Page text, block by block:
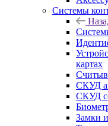
Системы
картах
СКУД
СКУД
Замки